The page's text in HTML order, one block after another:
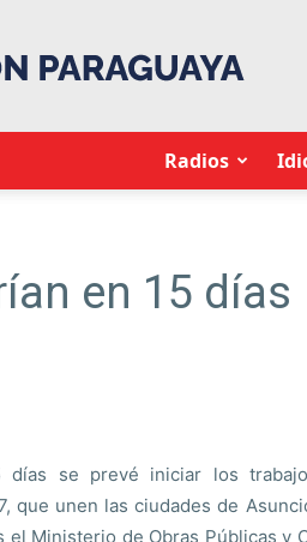
Radios
en 15 días
días se prevé iniciar los
que unen las ciudades de
el Ministerio de Obras Públicas y